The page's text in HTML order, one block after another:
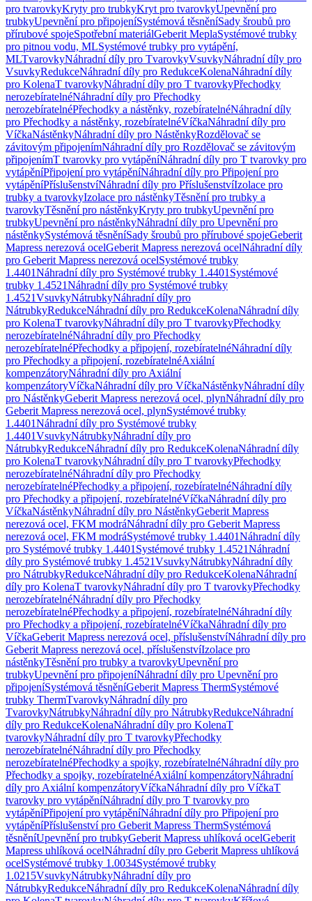
pro tvarovkyKryty pro trubkyKryt pro tvarovkyUpevnění pro
trubkyUpevnění pro připojeníSystémová těsněníSady šroubů pro
přírubové spojeSpotřební materiálGeberit MeplaSystémové trubky
pro pitnou vodu, MLSystémové trubky pro vytápění,
MLTvarovkyNáhradní díly pro TvarovkyVsuvkyNáhradní díly pro
VsuvkyRedukceNáhradní díly pro RedukceKolenaNáhradní díly
pro KolenaT tvarovkyNáhradní díly pro T tvarovkyPřechodky
nerozebíratelnéNáhradní díly pro Přechodky
nerozebíratelnéPřechodky a nástěnky, rozebíratelnéNáhradní díly
pro Přechodky a nástěnky, rozebíratelnéVíčkaNáhradní díly pro
VíčkaNástěnkyNáhradní díly pro NástěnkyRozdělovač se
závitovým připojenímNáhradní díly pro Rozdělovač se závitovým
připojenímT tvarovky pro vytápěníNáhradní díly pro T tvarovky pro
vytápěníPřipojení pro vytápěníNáhradní díly pro Připojení pro
vytápěníPříslušenstvíNáhradní díly pro PříslušenstvíIzolace pro
trubky a tvarovkyIzolace pro nástěnkyTěsnění pro trubky a
tvarovkyTěsnění pro nástěnkyKryty pro trubkyUpevnění pro
trubkyUpevnění pro nástěnkyNáhradní díly pro Upevnění pro
nástěnkySystémová těsněníSady šroubů pro přírubové spojeGeberit
Mapress nerezová ocelGeberit Mapress nerezová ocelNáhradní díly
pro Geberit Mapress nerezová ocelSystémové trubky
1.4401Náhradní díly pro Systémové trubky 1.4401 Systémové
trubky 1.4521Náhradní díly pro Systémové trubky
1.4521VsuvkyNátrubkyNáhradní díly pro
NátrubkyRedukceNáhradní díly pro RedukceKolenaNáhradní díly
pro KolenaT tvarovkyNáhradní díly pro T tvarovkyPřechodky
nerozebíratelnéNáhradní díly pro Přechodky
nerozebíratelnéPřechodky a připojení, rozebíratelnéNáhradní díly
pro Přechodky a připojení, rozebíratelnéAxiální
kompenzátoryNáhradní díly pro Axiální
kompenzátoryVíčkaNáhradní díly pro VíčkaNástěnkyNáhradní díly
pro NástěnkyGeberit Mapress nerezová ocel, plynNáhradní díly pro
Geberit Mapress nerezová ocel, plynSystémové trubky
1.4401Náhradní díly pro Systémové trubky
1.4401VsuvkyNátrubkyNáhradní díly pro
NátrubkyRedukceNáhradní díly pro RedukceKolenaNáhradní díly
pro KolenaT tvarovkyNáhradní díly pro T tvarovkyPřechodky
nerozebíratelnéNáhradní díly pro Přechodky
nerozebíratelnéPřechodky a připojení, rozebíratelnéNáhradní díly
pro Přechodky a připojení, rozebíratelnéVíčkaNáhradní díly pro
VíčkaNástěnkyNáhradní díly pro NástěnkyGeberit Mapress
nerezová ocel, FKM modráNáhradní díly pro Geberit Mapress
nerezová ocel, FKM modráSystémové trubky 1.4401Náhradní díly
pro Systémové trubky 1.4401 Systémové trubky 1.4521Náhradní
díly pro Systémové trubky 1.4521VsuvkyNátrubkyNáhradní díly
pro NátrubkyRedukceNáhradní díly pro RedukceKolenaNáhradní
díly pro KolenaT tvarovkyNáhradní díly pro T tvarovkyPřechodky
nerozebíratelnéNáhradní díly pro Přechodky
nerozebíratelnéPřechodky a připojení, rozebíratelnéNáhradní díly
pro Přechodky a připojení, rozebíratelnéVíčkaNáhradní díly pro
VíčkaGeberit Mapress nerezová ocel, příslušenstvíNáhradní díly pro
Geberit Mapress nerezová ocel, příslušenstvíIzolace pro
nástěnkyTěsnění pro trubky a tvarovkyUpevnění pro
trubkyUpevnění pro připojeníNáhradní díly pro Upevnění pro
připojeníSystémová těsněníGeberit Mapress ThermSystémové
trubky ThermTvarovkyNáhradní díly pro
TvarovkyNátrubkyNáhradní díly pro NátrubkyRedukceNáhradní
díly pro RedukceKolenaNáhradní díly pro KolenaT
tvarovkyNáhradní díly pro T tvarovkyPřechodky
nerozebíratelnéNáhradní díly pro Přechodky
nerozebíratelnéPřechodky a spojky, rozebíratelnéNáhradní díly pro
Přechodky a spojky, rozebíratelnéAxiální kompenzátoryNáhradní
díly pro Axiální kompenzátoryVíčkaNáhradní díly pro VíčkaT
tvarovky pro vytápěníNáhradní díly pro T tvarovky pro
vytápěníPřipojení pro vytápěníNáhradní díly pro Připojení pro
vytápěníPříslušenství pro Geberit Mapress ThermSystémová
těsněníUpevnění pro trubkyGeberit Mapress uhlíková ocelGeberit
Mapress uhlíková ocelNáhradní díly pro Geberit Mapress uhlíková
ocelSystémové trubky 1.0034Systémové trubky
1.0215VsuvkyNátrubkyNáhradní díly pro
NátrubkyRedukceNáhradní díly pro RedukceKolenaNáhradní díly